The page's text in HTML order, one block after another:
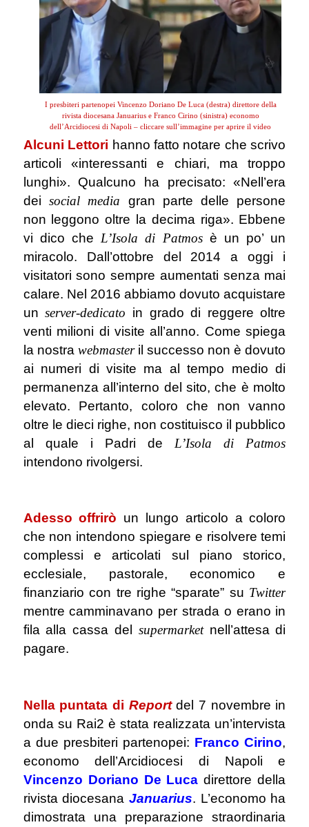
I presbiteri partenopei Vincenzo Doriano De Luca (destra) direttore della
rivista diocesana Januarius e Franco Cirino (sinistra) economo
dell’Arcidiocesi di Napoli – cliccare sull’immagine per aprire il video
Alcuni Lettori hanno fatto notare che scrivo
articoli «interessanti e chiari, ma troppo
lunghi». Qualcuno ha precisato: «Nell’era
dei social media gran parte delle persone
non leggono oltre la decima riga». Ebbene
vi dico cheL’Isola di Patmos è un po’ un
miracolo. Dall’ottobre del 2014 a oggi i
visitatori sono sempre aumentati senza mai
calare. Nel 2016 abbiamo dovuto acquistare
unserver-dedicato in grado di reggere oltre
venti milioni di visite all’anno. Come spiega
la nostra webmaster il successo non è dovuto
ai numeri di visite ma al tempo medio di
permanenza all’interno del sito, che è molto
elevato. Pertanto, coloro che non vanno
oltre le dieci righe, non costituisco il pubblico
al quale i Padri deL’Isola di Patmos
intendono rivolgersi.
Adesso offrirò un lungo articolo a coloro
che non intendono spiegare e risolvere temi
complessi e articolati sul piano storico,
ecclesiale, pastorale, economico e
finanziario con tre righe “sparate” su Twitter
mentre camminavano per strada o erano in
fila alla cassa del supermarket nell’attesa di
pagare.
Nella puntata di Reportdel 7 novembre in
onda su Rai2 è stata realizzata un’intervista
a due presbiteri partenopei: Franco Cirino,
economo dell’Arcidiocesi di Napoli e
Vincenzo Doriano De Luca direttore della
rivista diocesana Januarius. L’economo ha
dimostrata una preparazione straordinaria